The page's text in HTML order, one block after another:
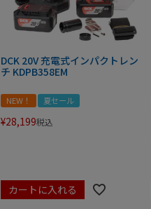
DCK 20V 充電式インパクトレン
チ KDPB358EM
NEW！ 夏セール
¥28,199税込
カートに入れる